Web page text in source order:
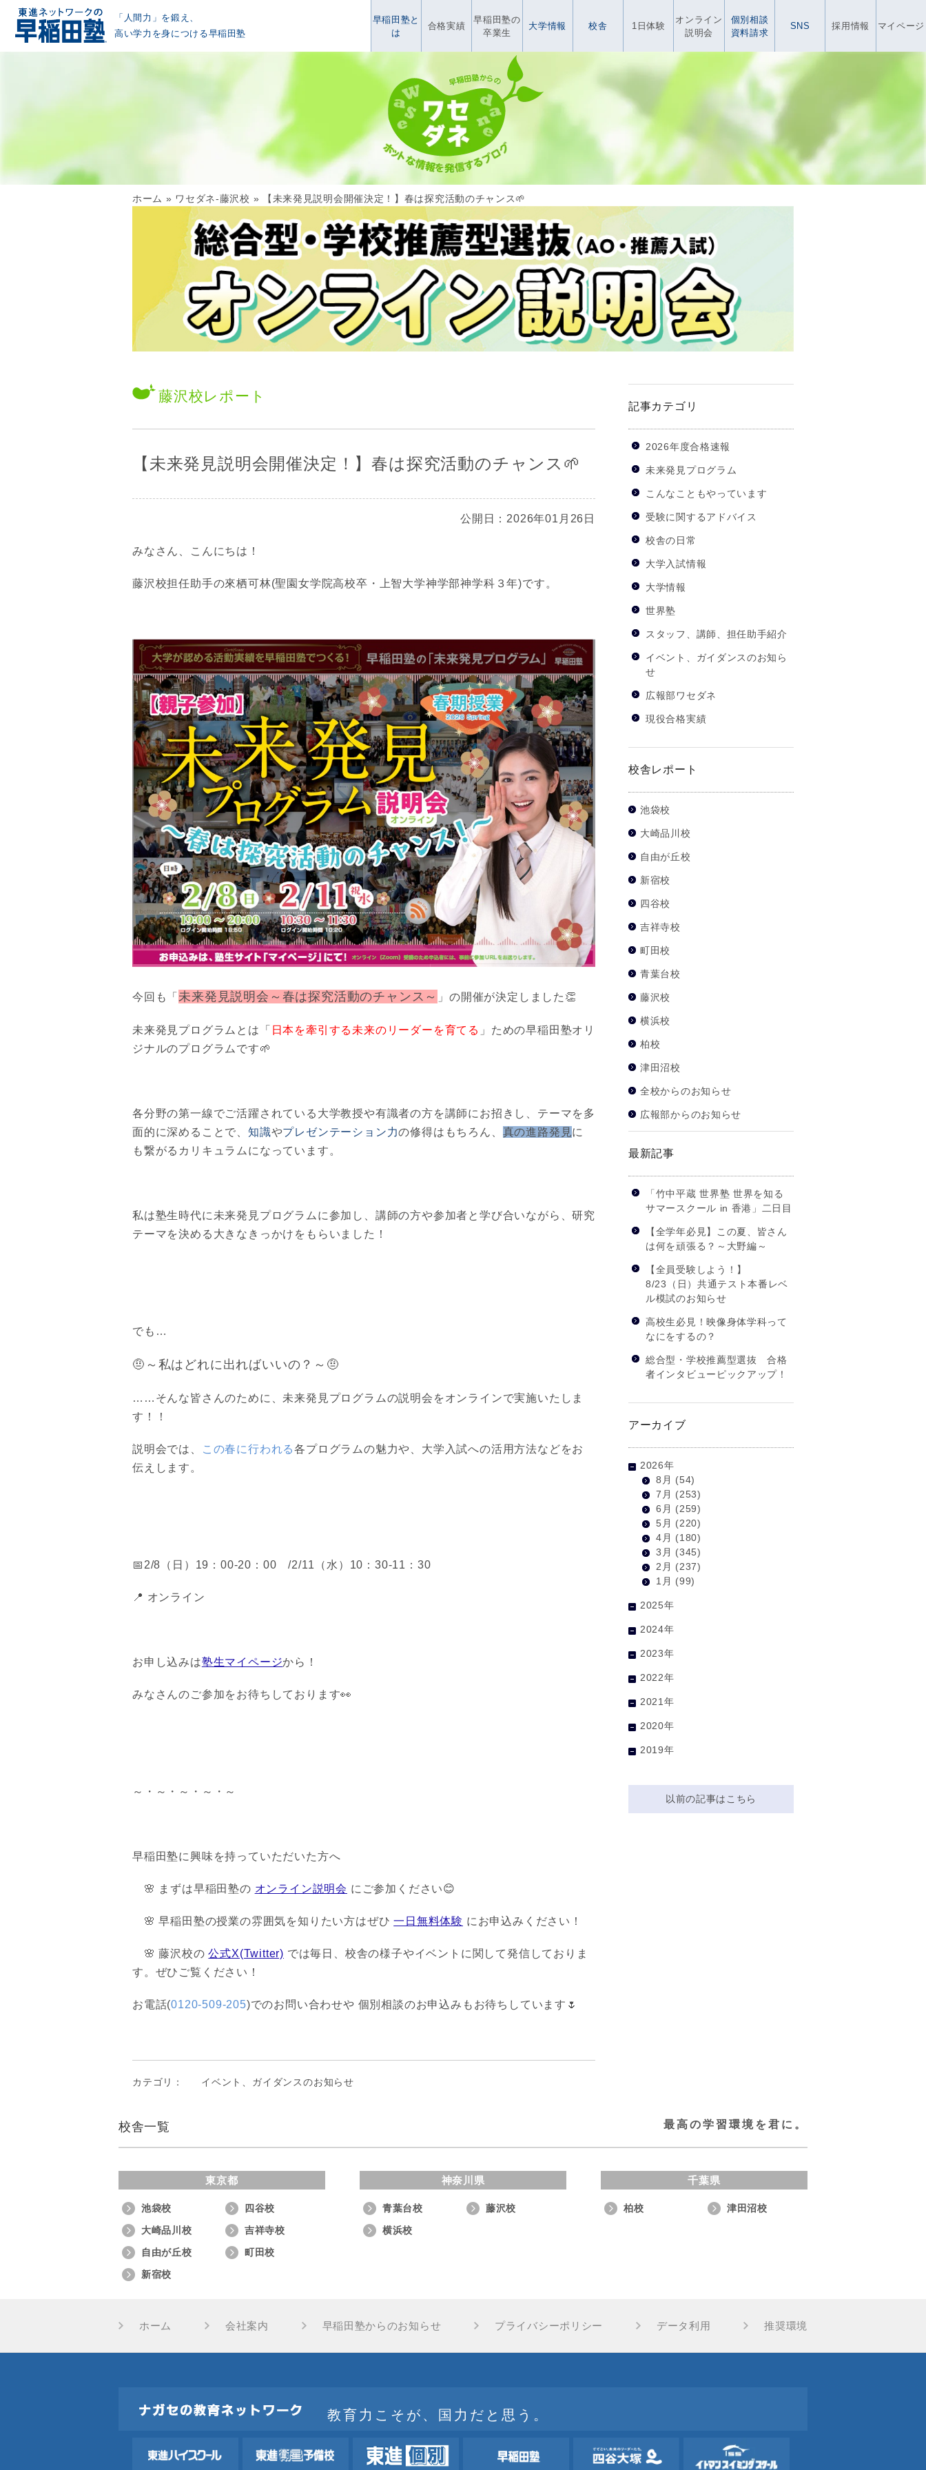
「人間力」を鍛え、
高い学力を身につける早稲田塾
早稲田塾と
は
合格実績
早稲田塾の
卒業生
大学情報 校舎 1日体験
オンライン
説明会
個別相談
資料請求
SNS 採用情報 マイページ
ホーム » ワセダネ-藤沢校 » 【未来発見説明会開催決定！】春は探究活動のチャンス🌱
藤沢校レポート
【未来発見説明会開催決定！】春は探究活動のチャンス🌱
公開日：2026年01月26日
みなさん、こんにちは！
藤沢校担任助手の來栖可林(聖園女学院高校卒・上智大学神学部神学科３年)です。
今回も「 未来発見説明会～春は探究活動のチャンス～ 」の開催が決定しました👏
未来発見プログラムとは「 日本を牽引する未来のリーダーを育てる 」ための早稲田塾オリ
ジナルのプログラムです🌱
各分野の第一線でご活躍されている大学教授や有識者の方を講師にお招きし、テーマを多
面的に深めることで、 知識やプレゼンテーション力の修得はもちろん、 真の進路発見に
も繋がるカリキュラムになっています。
私は塾生時代に未来発見プログラムに参加し、講師の方や参加者と学び合いながら、研究
テーマを決める大きなきっかけをもらいました！
でも…
🤨～私はどれに出ればいいの？～🤨
……そんな皆さんのために、未来発見プログラムの説明会をオンラインで実施いたしま
す！！
説明会では、 この春に行われる各プログラムの魅力や、大学入試への活用方法などをお
伝えします。
📅2/8（日）19：00-20：00 /2/11（水）10：30-11：30
📍 オンライン
お申し込みは塾生マイページから！
みなさんのご参加をお待ちしております👀
～・～・～・～・～
早稲田塾に興味を持っていただいた方へ
🌸 まずは早稲田塾の オンライン説明会 にご参加ください😊
🌸 早稲田塾の授業の雰囲気を知りたい方はぜひ一日無料体験 にお申込みください！
🌸 藤沢校の公式X(Twitter) では毎日、校舎の様子やイベントに関して発信しておりま
す。ぜひご覧ください！
お電話(0120-509-205)でのお問い合わせや 個別相談のお申込みもお待ちしています🌷
カテゴリ： イベント、ガイダンスのお知らせ
記事カテゴリ
2026年度合格速報
未来発見プログラム
こんなこともやっています
受験に関するアドバイス
校舎の日常
大学入試情報
大学情報
世界塾
スタッフ、講師、担任助手紹介
イベント、ガイダンスのお知ら
せ
広報部ワセダネ
現役合格実績
校舎レポート
池袋校
大崎品川校
自由が丘校
新宿校
四谷校
吉祥寺校
町田校
青葉台校
藤沢校
横浜校
柏校
津田沼校
全校からのお知らせ
広報部からのお知らせ
最新記事
「竹中平蔵 世界塾 世界を知る
サマースクール in 香港」二日目
【全学年必見】この夏、皆さん
は何を頑張る？～大野編～
【全員受験しよう！】
8/23（日）共通テスト本番レベ
ル模試のお知らせ
高校生必見！映像身体学科って
なにをするの？
総合型・学校推薦型選抜 合格
者インタビューピックアップ！
アーカイブ
2026年
8月 (54)
7月 (253)
6月 (259)
5月 (220)
4月 (180)
3月 (345)
2月 (237)
1月 (99)
2025年
2024年
2023年
2022年
2021年
2020年
2019年
以前の記事はこちら
校舎一覧 最高の学習環境を君に。
東京都
池袋校
四谷校
大崎品川校
吉祥寺校
自由が丘校
町田校
新宿校
神奈川県
青葉台校
藤沢校
横浜校
千葉県
柏校 津田沼校
ホーム 会社案内 早稲田塾からのお知らせ プライバシーポリシー データ利用 推奨環境
教育力こそが、国力だと思う。